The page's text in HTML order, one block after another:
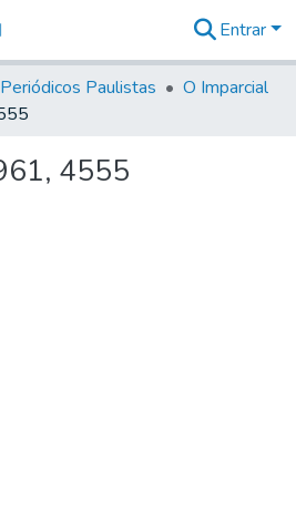
&
Coleções
Tudo na
Digital
Entrar
Periódicos Paulistas
O Imparcial
4555